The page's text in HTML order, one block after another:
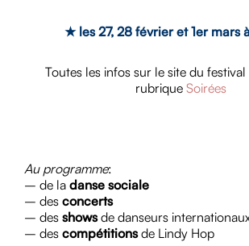
★ les 27, 28 février et 1er mars
Toutes les infos sur le site du festival
rubrique Soirées
Au programme:
– de la danse sociale
– des concerts
– des showsde danseurs
– des compétitionsde Lindy Hop